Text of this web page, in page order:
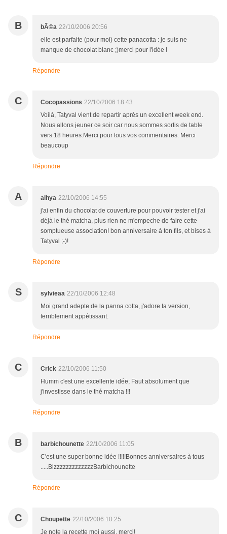
B bÃ©a 22/10/2006 20:56
elle est parfaite (pour moi) cette panacotta : je suis ne
manque de chocolat blanc ;)merci pour l'idée !
Répondre
C Cocopassions 22/10/2006 18:43
Voilà, Tatyval vient de repartir après un excellent week end.
Nous allons jeuner ce soir car nous sommes sortis de table
vers 18 heures.Merci pour tous vos commentaires. Merci
beaucoup
Répondre
A alhya 22/10/2006 14:55
j'ai enfin du chocolat de couverture pour pouvoir tester et j'ai
déjà le thé matcha, plus rien ne m'empeche de faire cette
somptueuse association! bon anniversaire à ton fils, et bises à
Tatyval ;-)!
Répondre
S sylvieaa 22/10/2006 12:48
Moi grand adepte de la panna cotta, j'adore ta version,
terriblement appétissant.
Répondre
C Crick 22/10/2006 11:50
Humm c'est une excellente idée; Faut absolument que
j'investisse dans le thé matcha !!!
Répondre
B barbichounette 22/10/2006 11:05
C'est une super bonne idée !!!!!Bonnes anniversaires à tous
.....BizzzzzzzzzzzzzBarbichounette
Répondre
C Choupette 22/10/2006 10:25
Je note la recette moi aussi, merci!